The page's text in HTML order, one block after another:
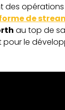
des
de
au top de
le